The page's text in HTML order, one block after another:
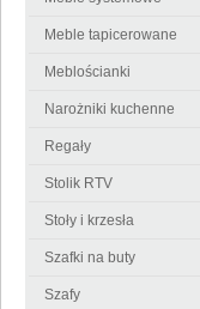
Meble tapicerowane
Meblościanki
Narożniki kuchenne
Regały
Stolik RTV
Stoły i krzesła
Szafki na buty
Szafy